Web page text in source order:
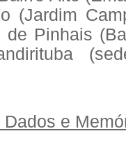
(Jardim
de Pinhais
Dados e